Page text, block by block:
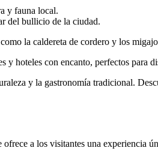
y fauna local.
del bullicio de la ciudad.
la caldereta de cordero y los
hoteles con encanto, perfectos para
y la gastronomía tradicional.
a los visitantes una experiencia